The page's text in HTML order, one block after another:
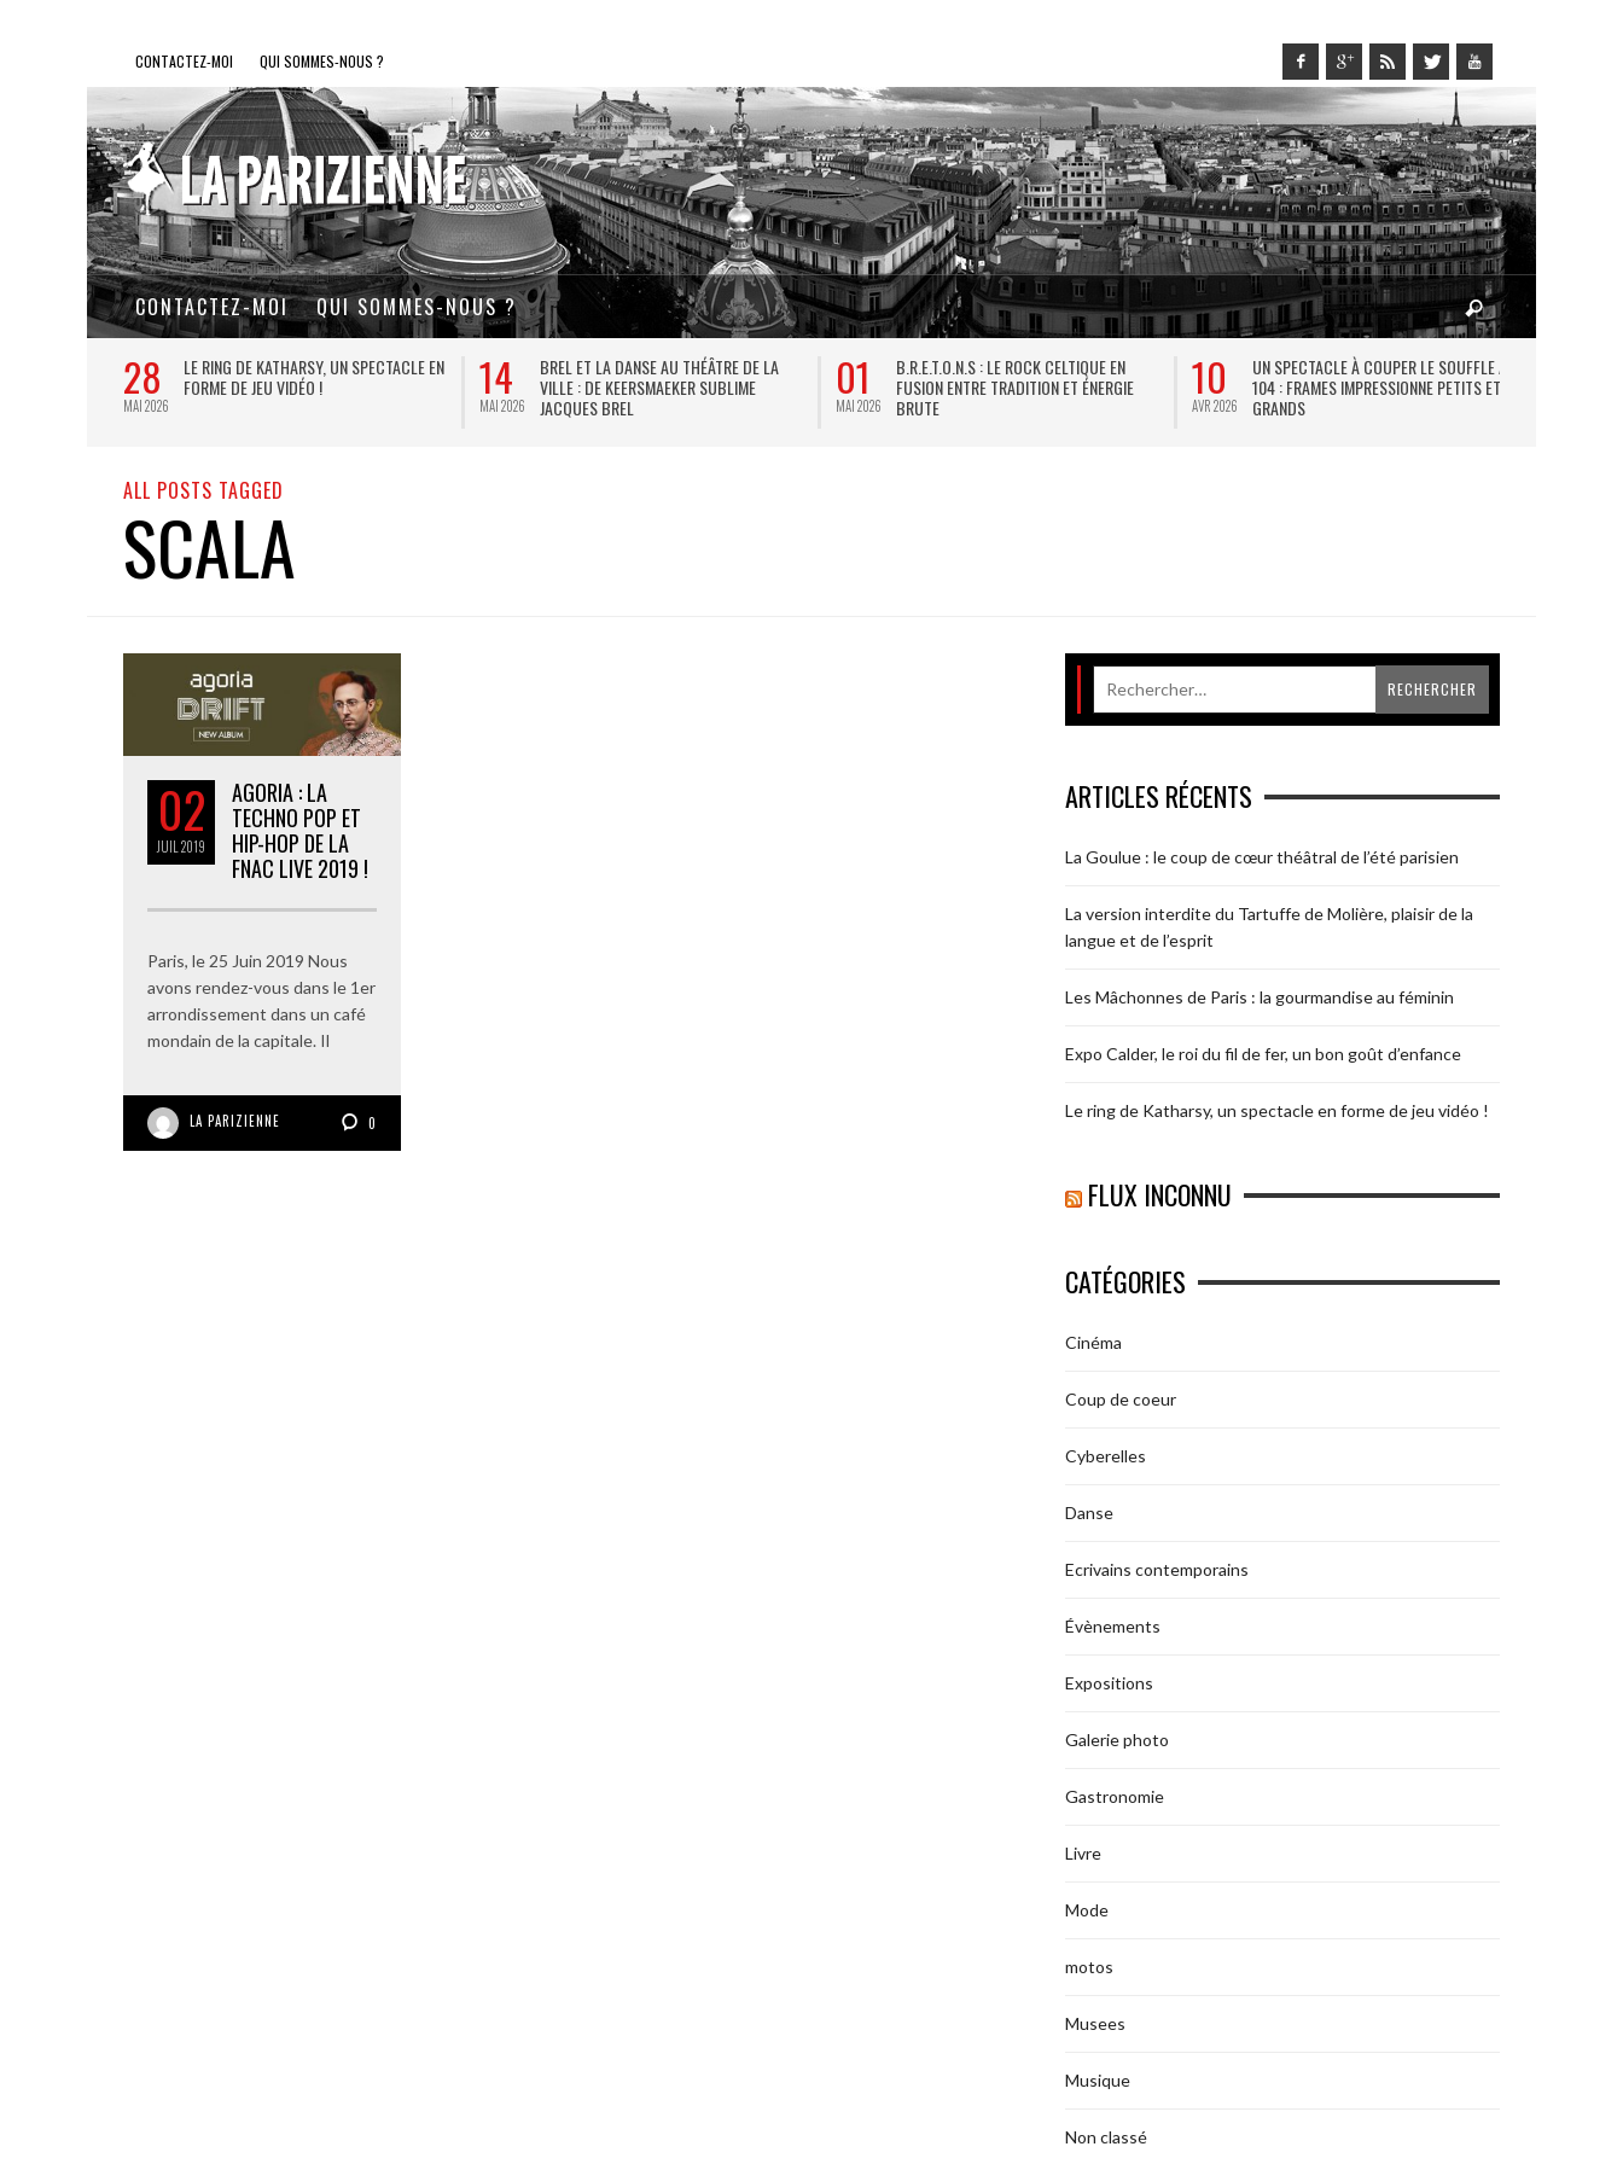
CONTACTEZ-MOI QUI SOMMES-NOUS ?
CONTACTEZ-MOI QUI SOMMES-NOUS ?
28
MAI 2026
LE RING DE KATHARSY, UN SPECTACLE EN
FORME DE JEU VIDÉO !
14
MAI 2026
BREL ET LA DANSE AU THÉÂTRE DE LA
VILLE : DE KEERSMAEKER SUBLIME
JACQUES BREL
01
MAI 2026
B.R.E.T.O.N.S : LE ROCK CELTIQUE EN
FUSION ENTRE TRADITION ET ÉNERGIE
BRUTE
10
AVR 2026
UN SPECTACLE À COUPER LE SOUFFLE AU
104 : FRAMES IMPRESSIONNE PETITS ET
GRANDS
ALL POSTS TAGGED
SCALA
02
JUIL 2019
AGORIA : LA
TECHNO POP ET
HIP-HOP DE LA
FNAC LIVE 2019 !
Paris, le 25 Juin 2019 Nous
avons rendez-vous dans le 1er
arrondissement dans un café
mondain de la capitale. Il
LA PARIZIENNE 0
ARTICLES RÉCENTS
La Goulue : le coup de cœur théâtral de l’été parisien
La version interdite du Tartuffe de Molière, plaisir de la
langue et de l’esprit
Les Mâchonnes de Paris : la gourmandise au féminin
Expo Calder, le roi du fil de fer, un bon goût d’enfance
Le ring de Katharsy, un spectacle en forme de jeu vidéo !
FLUX INCONNU
CATÉGORIES
Cinéma
Coup de coeur
Cyberelles
Danse
Ecrivains contemporains
Évènements
Expositions
Galerie photo
Gastronomie
Livre
Mode
motos
Musees
Musique
Non classé